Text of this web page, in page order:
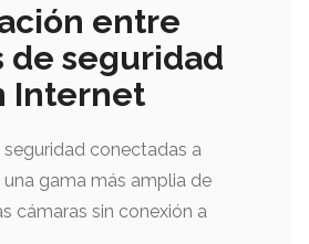
entre
de seguridad
Internet
seguridad conectadas a
gama más amplia de
cámaras sin conexión a